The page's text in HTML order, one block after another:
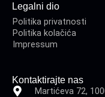
Legalni dio
Politika privatnosti
Politika kolačića
Impressum
Kontaktirajte nas
Martićeva 72,